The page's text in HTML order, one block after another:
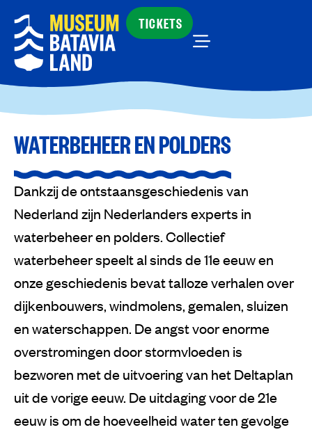
TICKETS
WATERBEHEER EN POLDERS
Dankzij de ontstaansgeschiedenis van
Nederland zijn Nederlanders experts in
waterbeheer en polders. Collectief
waterbeheer speelt al sinds de 11e eeuw en
onze geschiedenis bevat talloze verhalen over
dijkenbouwers, windmolens, gemalen, sluizen
en waterschappen. De angst voor enorme
overstromingen door stormvloeden is
bezworen met de uitvoering van het Deltaplan
uit de vorige eeuw. De uitdaging voor de 21e
eeuw is om de hoeveelheid water ten gevolge